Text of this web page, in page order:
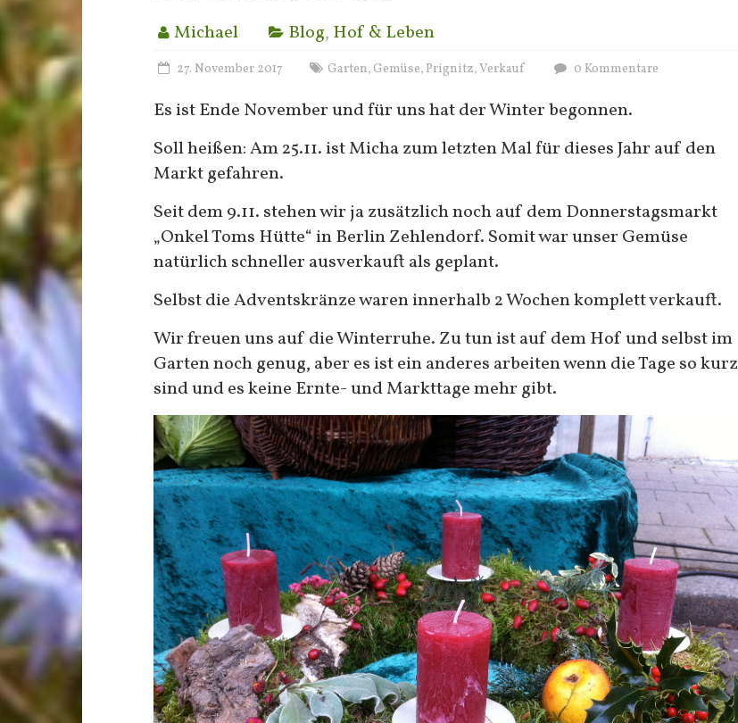
Michael Blog, Hof & Leben
27. November 2017 Garten, Gemüse, Prignitz,Verkauf 0 Kommentare
Es ist Ende November und für uns hat der Winter begonnen.
Soll heißen: Am 25.11. ist Micha zum letzten Mal für dieses Jahr auf den
Markt gefahren.
Seit dem 9.11. stehen wir ja zusätzlich noch auf dem Donnerstagsmarkt
„Onkel Toms Hütte“ in Berlin Zehlendorf. Somit war unser Gemüse
natürlich schneller ausverkauft als geplant.
Selbst die Adventskränze waren innerhalb 2 Wochen komplett verkauft.
Wir freuen uns auf die Winterruhe. Zu tun ist auf dem Hof und selbst im
Garten noch genug, aber es ist ein anderes arbeiten wenn die Tage so kurz
sind und es keine Ernte- und Markttage mehr gibt.